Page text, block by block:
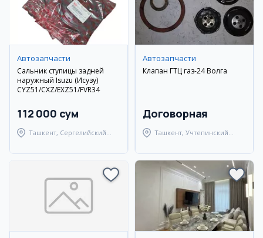
Автозапчасти
Сальник ступицы задней
наружный Isuzu (Исузу)
CYZ51/CXZ/EXZ51/FVR34
112 000 сум
Ташкент, Сергелийский
Автозапчасти
Клапан ГТЦ газ-24 Волга
Договорная
Ташкент, Учтепинский